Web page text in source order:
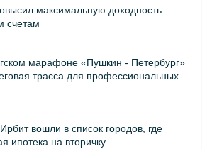
максимальную доходность
счетам
марафоне «Пушкин - Петербург»
трасса для профессиональных
вошли в список городов, где
ипотека на вторичку